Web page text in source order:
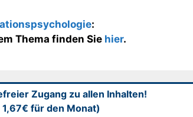
:
Thema finden Sie hier.
Zugang zu allen Inhalten!
für den Monat)